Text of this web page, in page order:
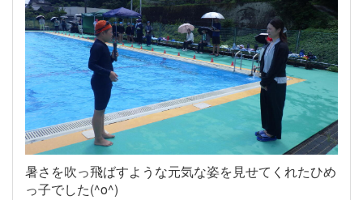
暑さを吹っ飛ばすような元気な姿を見せてくれたひめ
っ子でした(^o^)